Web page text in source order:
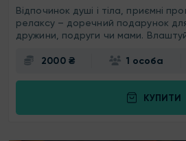
Відпочинок душі і тіла, приємні
релаксу – доречний подарунок
дружини, подруги чи мами.
2000 ₴ 1 особа
КУПИТИ